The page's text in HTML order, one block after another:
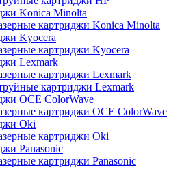
Konica Minolta
картриджи Konica Minolta
Kyocera
картриджи Kyocera
Lexmark
картриджи Lexmark
картриджи Lexmark
OCE ColorWave
картриджи OCE ColorWave
Oki
картриджи Oki
Panasonic
картриджи Panasonic